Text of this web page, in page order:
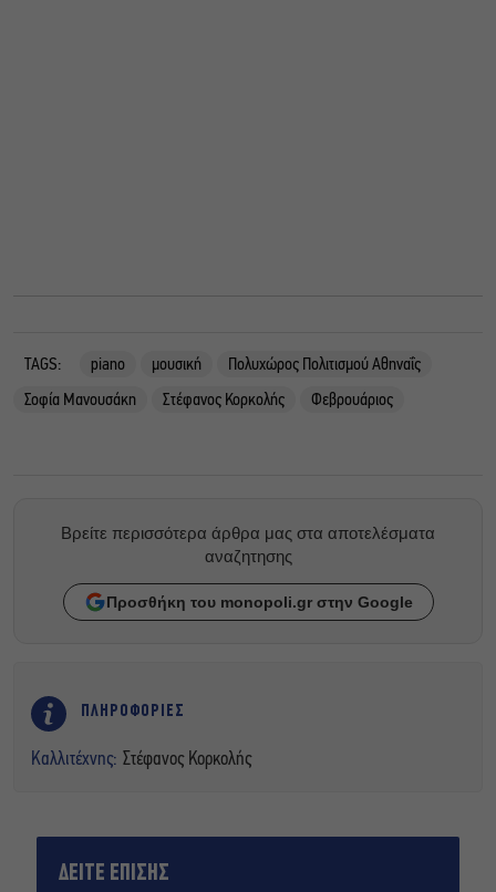
TAGS: piano μουσική
Πολυχώρος Πολιτισμού Αθηναΐς
Σοφία Μανουσάκη
Στέφανος Κορκολής Φεβρουάριος
Βρείτε περισσότερα άρθρα μας στα αποτελέσματα
αναζητησης
Προσθήκη του monopoli.gr στην Google
ΠΛΗΡΟΦΟΡΙΕΣ
Καλλιτέχνης: Στέφανος Κορκολής
ΔΕΙΤΕ ΕΠΙΣΗΣ